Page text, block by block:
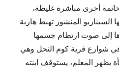
أخرى مباشرة غليظة،
السيناريو المنشور تهبط هاربة
إلى صوت ارتطام جسمها
شوارع قرية كوم النحل وهي
يظهر المعلم، يستوقف ابنته